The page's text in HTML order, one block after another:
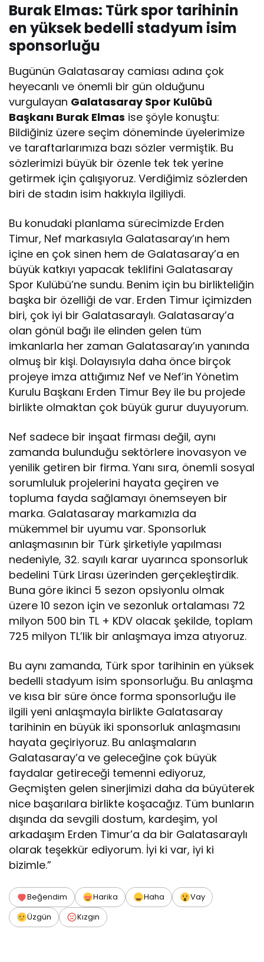
Burak Elmas: Türk spor tarihinin
en yüksek bedelli stadyum isim
sponsorluğu
Bugünün Galatasaray camiası adına çok
heyecanlı ve önemli bir gün olduğunu
vurgulayan Galatasaray Spor Kulübü
Başkanı Burak Elmas ise şöyle konuştu:
Bildiğiniz üzere seçim döneminde üyelerimize
ve taraftarlarımıza bazı sözler vermiştik. Bu
sözlerimizi büyük bir özenle tek tek yerine
getirmek için çalışıyoruz. Verdiğimiz sözlerden
biri de stadın isim hakkıyla ilgiliydi.
Bu konudaki planlama sürecimizde Erden
Timur, Nef markasıyla Galatasaray’ın hem
içine en çok sinen hem de Galatasaray’a en
büyük katkıyı yapacak teklifini Galatasaray
Spor Kulübü’ne sundu. Benim için bu birlikteliğin
başka bir özelliği de var. Erden Timur içimizden
biri, çok iyi bir Galatasaraylı. Galatasaray’a
olan gönül bağı ile elinden gelen tüm
imkanlarla her zaman Galatasaray’ın yanında
olmuş bir kişi. Dolayısıyla daha önce birçok
projeye imza attığımız Nef ve Nef’in Yönetim
Kurulu Başkanı Erden Timur Bey ile bu projede
birlikte olmaktan çok büyük gurur duyuyorum.
Nef sadece bir inşaat firması değil, aynı
zamanda bulunduğu sektörlere inovasyon ve
yenilik getiren bir firma. Yanı sıra, önemli sosyal
sorumluluk projelerini hayata geçiren ve
topluma fayda sağlamayı önemseyen bir
marka. Galatasaray markamızla da
mükemmel bir uyumu var. Sponsorluk
anlaşmasının bir Türk şirketiyle yapılması
nedeniyle, 32. sayılı karar uyarınca sponsorluk
bedelini Türk Lirası üzerinden gerçekleştirdik.
Buna göre ikinci 5 sezon opsiyonlu olmak
üzere 10 sezon için ve sezonluk ortalaması 72
milyon 500 bin TL + KDV olacak şekilde, toplam
725 milyon TL’lik bir anlaşmaya imza atıyoruz.
Bu aynı zamanda, Türk spor tarihinin en yüksek
bedelli stadyum isim sponsorluğu. Bu anlaşma
ve kısa bir süre önce forma sponsorluğu ile
ilgili yeni anlaşmayla birlikte Galatasaray
tarihinin en büyük iki sponsorluk anlaşmasını
hayata geçiriyoruz. Bu anlaşmaların
Galatasaray’a ve geleceğine çok büyük
faydalar getireceği temenni ediyoruz,
Geçmişten gelen sinerjimizi daha da büyüterek
nice başarılara birlikte koşacağız. Tüm bunların
dışında da sevgili dostum, kardeşim, yol
arkadaşım Erden Timur’a da bir Galatasaraylı
olarak teşekkür ediyorum. İyi ki var, iyi ki
bizimle.”
Beğendim Harika Haha
Vay
Üzgün
Kızgın